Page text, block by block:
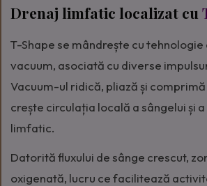
Drenaj limfatic localizat cu
T-Shape se mândrește cu
vacuum, asociată cu diverse
Vacuum-ul ridică, pliază și
crește circulația locală a sângelui și
limfatic.
Datorită fluxului de sânge crescut,
oxigenată, lucru ce facilitează